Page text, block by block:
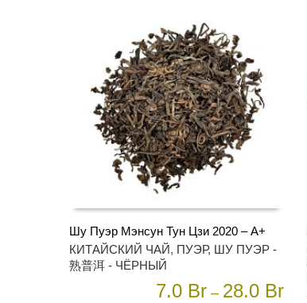
ВЫБЕРИТЕ ПАРАМЕТРЫ
Этот
товар
Шу Пуэр Мэнсун Тун Цзи 2020 – А+
КИТАЙСКИЙ ЧАЙ, ПУЭР, ШУ ПУЭР -
熟普洱 - ЧЁРНЫЙ
7.0 Br – 28.0 Br